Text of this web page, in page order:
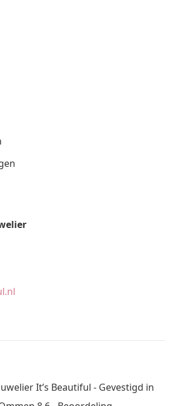
It’s Beautiful - Gevestigd in